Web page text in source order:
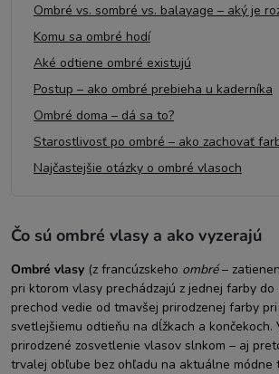
Ombré vs. sombré vs. balayage – aký je
Komu sa ombré hodí
Aké odtiene ombré existujú
Postup – ako ombré prebieha u kaderníka
Ombré doma – dá sa to?
Starostlivosť po ombré – ako zachovať
Najčastejšie otázky o ombré vlasoch
Čo sú ombré vlasy a ako vyzerajú
Ombré vlasy (z francúzskeho ombré–
pri ktorom vlasy prechádzajú z jednej farby do
prechod vedie od tmavšej prirodzenej farby
svetlejšiemu odtieňu na dĺžkach a končekoch.
prirodzené zosvetlenie vlasov slnkom – aj
trvalej obľube bez ohľadu na aktuálne módne